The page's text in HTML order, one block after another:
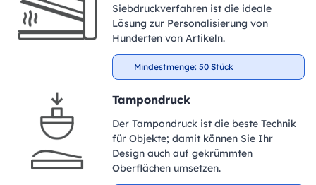
Siebdruckverfahren ist die ideale
Lösung zur Personalisierung von
Hunderten von Artikeln.
Mindestmenge: 50 Stück
Tampondruck
Der Tampondruck ist die beste Technik
für Objekte; damit können Sie Ihr
Design auch auf gekrümmten
Oberflächen umsetzen.